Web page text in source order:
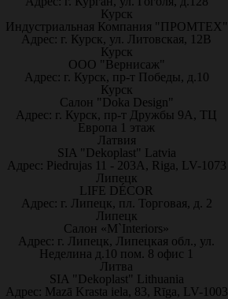
Курск
Индустриальная Компания "ПРОМТЕХ"
Адрес: г. Курск, ул. Литовская, 12В
Курск
ООО "Вернисаж"
Адрес: г. Курск, пр-т Победы, д.10
Курск
Салон "Doka Design"
Адрес: г. Курск, пр-т Дружбы 9А, ТЦ
Европа 1 этаж
Латвия
SIA "Dekoplast" Latvia
Адрес: Piedrujas 11 - 203A, Riga, LV-1073
Липецк
LIFE DÉCOR
Адрес: г. Липецк, пл. Торговая, д. 2
Липецк
Салон «M`Interiors»
Адрес: г. Липецк, Липецкая обл., ул.
Неделина д.10 пом. 8 офис 1
Литва
SIA "Dekoplast" Lithuania
Адрес: Mazā Krasta iela, 83, Rīga, LV-1003